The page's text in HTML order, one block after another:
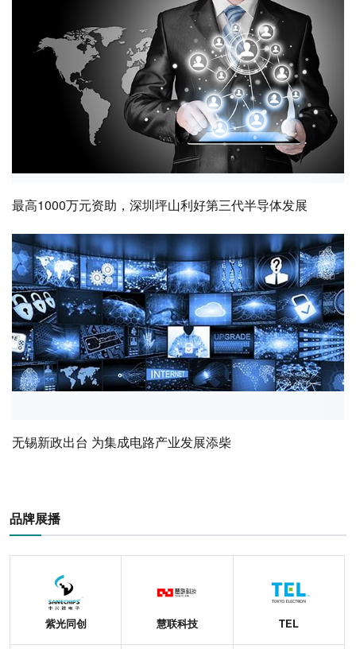
最高1000万元资助，深圳坪山利好第三代半导体发展
无锡新政出台 为集成电路产业发展添柴
品牌展播
紫光同创 慧联科技 TEL